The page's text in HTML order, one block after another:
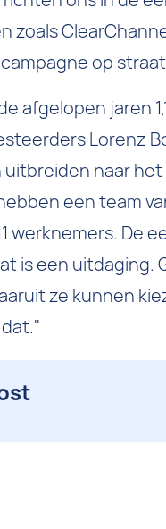
zoals
op
afgelopen jaren
Lorenz
naar
een team
werknemers. De
is een uitdaging.
ze kunnen